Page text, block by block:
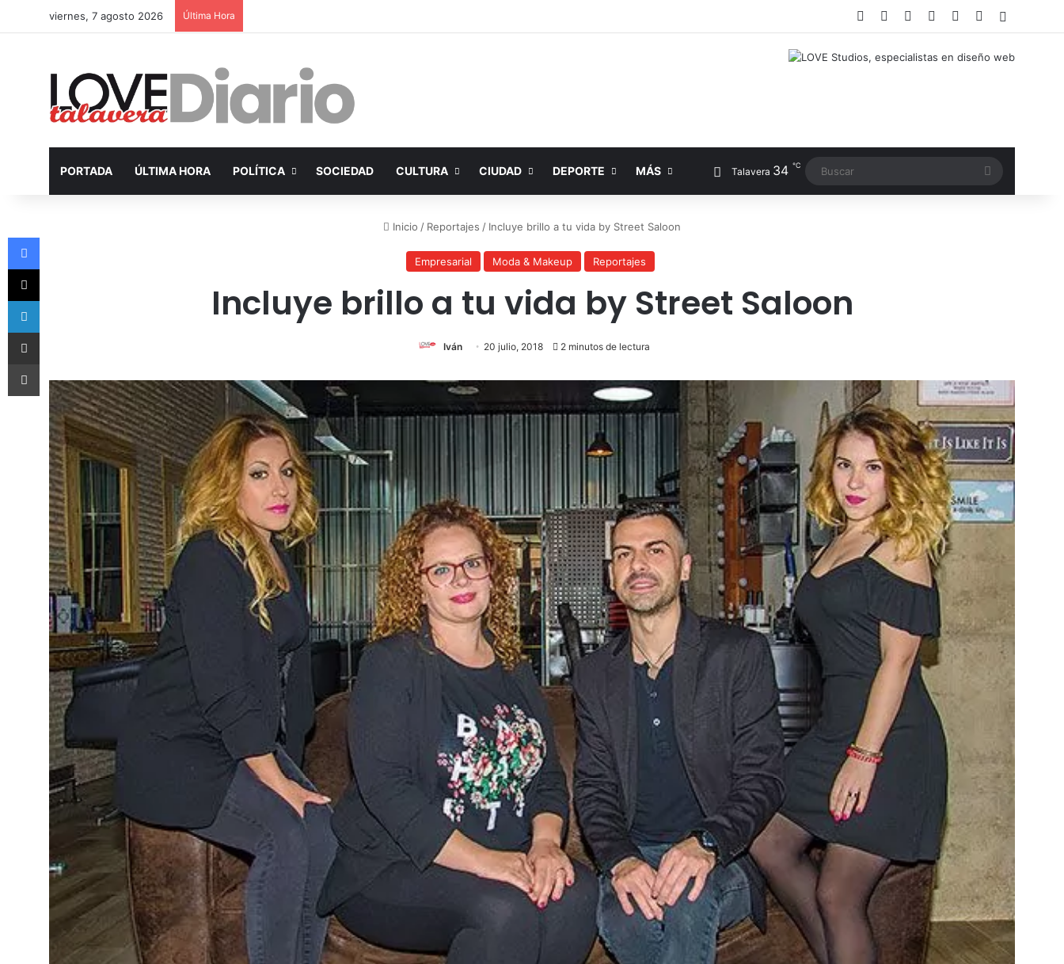
viernes, 7 agosto 2026 Última Hora Facebook LinkedInInstagram
TikTokRSS
PORTADA ÚLTIMA HORA POLÍTICA SOCIEDAD CULTURA CIUDAD DEPORTE MÁS Talavera 34 ℃
Inicio / Reportajes / Incluye brillo a tu vida by Street Saloon
Empresarial Moda & Makeup Reportajes
Incluye brillo a tu vida by Street Saloon
Iván 20 julio, 2018 2 minutos de lectura